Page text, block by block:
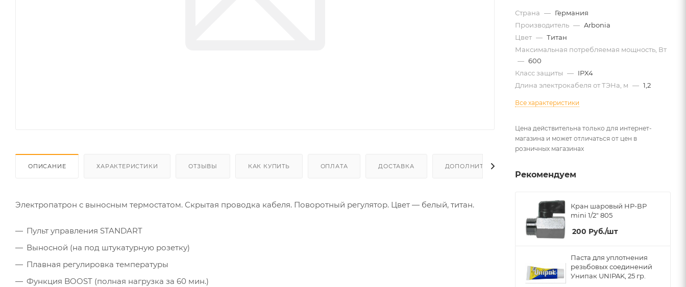
ОПИСАНИЕ ХАРАКТЕРИСТИКИ ОТЗЫВЫ КАК КУПИТЬ ОПЛАТА ДОСТАВКА ДОПОЛНИТЕЛЬНО
Электропатрон с выносным термостатом. Скрытая проводка кабеля. Поворотный регулятор. Цвет — белый, титан.
Пульт управления STANDART
Выносной (на под штукатурную розетку)
Плавная регулировка температуры
Функция BOOST (полная нагрузка за 60 мин.)
Страна — Германия
Производитель — Arbonia
Цвет — Титан
Максимальная потребляемая мощность, Вт
— 600
Класс защиты — IPX4
Длина электрокабеля от ТЭНа, м — 1,2
Все характеристики
Цена действительна только для интернет-
магазина и может отличаться от цен в
розничных магазинах
Рекомендуем
Кран шаровый НР-ВР
mini 1/2" 805
200 Руб./шт
Паста для уплотнения
резьбовых соединений
Унипак UNIPAK, 25 гр.